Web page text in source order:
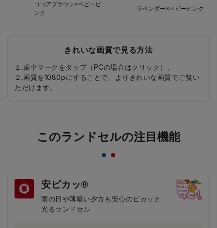
ココアブラウン×ベビーピ
ンク
ラベンダー×ベビーピンク
きれいな画質で見る方法
１.歯車マークをタップ（PCの場合はクリック）。
２.画質を1080pにすることで、よりきれいな画質でご覧い
ただけます。
このランドセルの注目機能
安ピカッ®
雨の日や薄暗い夕方も安心のピカッと
光るランドセル